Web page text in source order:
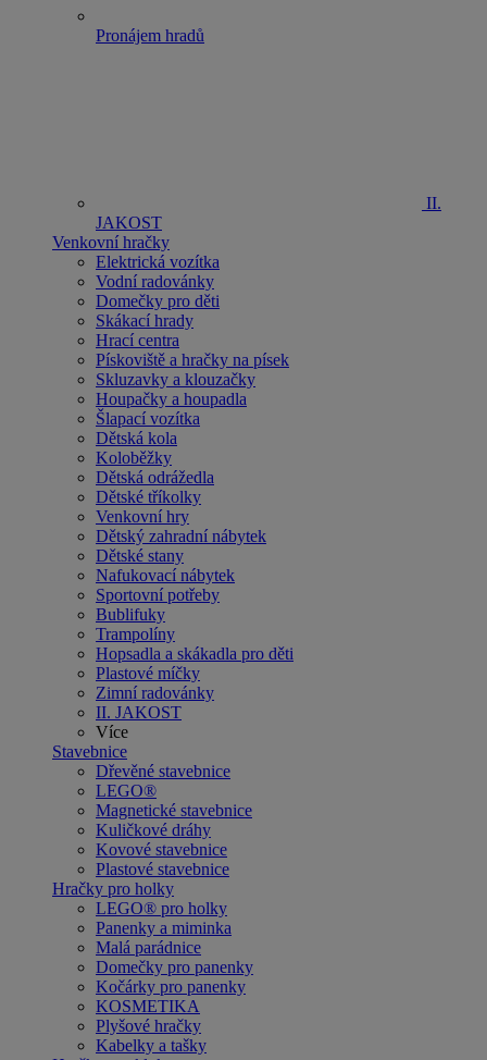
Pronájem hradů
II.
JAKOST
Venkovní hračky
Elektrická vozítka
Vodní radovánky
Domečky pro děti
Skákací hrady
Hrací centra
Pískoviště a hračky na písek
Skluzavky a klouzačky
Houpačky a houpadla
Šlapací vozítka
Dětská kola
Koloběžky
Dětská odrážedla
Dětské tříkolky
Venkovní hry
Dětský zahradní nábytek
Dětské stany
Nafukovací nábytek
Sportovní potřeby
Bublifuky
Trampolíny
Hopsadla a skákadla pro děti
Plastové míčky
Zimní radovánky
II. JAKOST
Více
Stavebnice
Dřevěné stavebnice
LEGO®
Magnetické stavebnice
Kuličkové dráhy
Kovové stavebnice
Plastové stavebnice
Hračky pro holky
LEGO® pro holky
Panenky a miminka
Malá parádnice
Domečky pro panenky
Kočárky pro panenky
KOSMETIKA
Plyšové hračky
Kabelky a tašky